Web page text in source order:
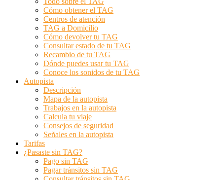
Cómo obtener el TAG
Centros de atención
TAG a Domicilio
Cómo devolver tu TAG
Consultar estado de tu TAG
Recambio de tu TAG
Dónde puedes usar tu TAG
Conoce los sonidos de tu TAG
Autopista
Descripción
Mapa de la autopista
Trabajos en la autopista
Calcula tu viaje
Consejos de seguridad
Señales en la autopista
Tarifas
¿Pasaste sin TAG?
Pago sin TAG
Pagar tránsitos sin TAG